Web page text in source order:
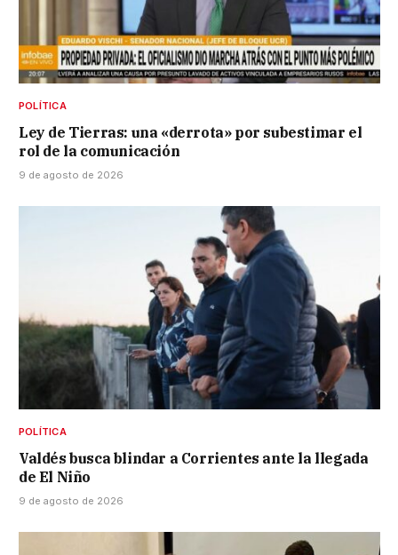
POLÍTICA
Ley de Tierras: una «derrota» por subestimar el
rol de la comunicación
9 de agosto de 2026
POLÍTICA
Valdés busca blindar a Corrientes ante la llegada
de El Niño
9 de agosto de 2026